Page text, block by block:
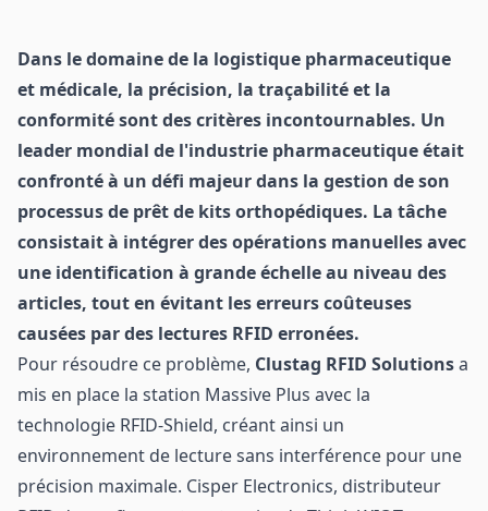
Dans le domaine de la logistique pharmaceutique
et médicale, la précision, la traçabilité et la
conformité sont des critères incontournables. Un
leader mondial de l'industrie pharmaceutique était
confronté à un défi majeur dans la gestion de son
processus de prêt de kits orthopédiques. La tâche
consistait à intégrer des opérations manuelles avec
une identification à grande échelle au niveau des
articles, tout en évitant les erreurs coûteuses
causées par des lectures RFID erronées.
Pour résoudre ce problème, Clustag RFID Solutionsa
mis en place la station Massive Plus avec la
technologie RFID-Shield, créant ainsi un
environnement de lecture sans interférence pour une
précision maximale. Cisper Electronics, distributeur